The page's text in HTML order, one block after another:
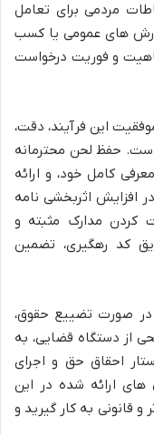
مردمی برای تعامل
های عمومی یا کسب
و فوریت درخواست
این فرآیند، دقت،
حفظ لحن محترمانه
کامل خود، و ارائه
اثربخشی نامه
کردن مدارک مثبته و
کد رهگیری، تضمین
صورت تضییع حقوق،
از دستگاه قضایی، به
احقاق حق و اجرای
های ارائه شده در این
و قانونی به کار گیرید و